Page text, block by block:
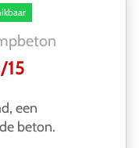
15
een
beton.